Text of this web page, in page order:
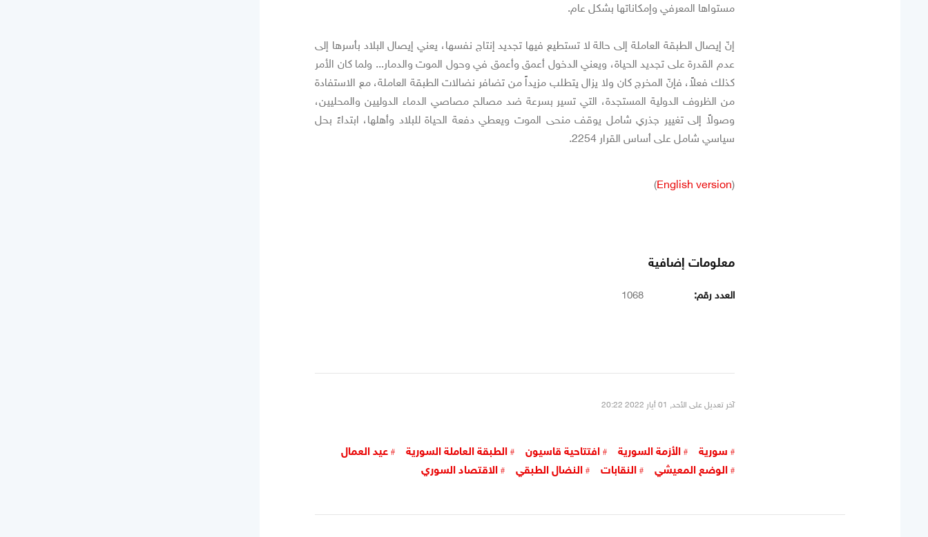
مستواها المعرفي وإمكاناتها بشكل عام.
إنّ إيصال الطبقة العاملة إلى حالة لا تستطيع فيها تجديد إنتاج نفسها، يعني إيصال البلاد بأسرها إلى
عدم القدرة على تجديد الحياة، ويعني الدخول أعمق وأعمق في وحول الموت والدمار... ولما كان الأمر
كذلك فعلاً، فإنّ المخرج كان ولا يزال يتطلب مزيداً من تضافر نضالات الطبقة العاملة، مع الاستفادة
من الظروف الدولية المستجدة، التي تسير بسرعة ضد مصالح مصاصي الدماء الدوليين والمحليين،
وصولاً إلى تغيير جذري شامل يوقف منحى الموت ويعطي دفعة الحياة للبلاد وأهلها، ابتداءً بحل
سياسي شامل على أساس القرار 2254.
(
English version
)
معلومات إضافية
العدد رقم: 1068
آخر تعديل على الأحد, 01 أيار 2022 20:22
سورية الأزمة السورية افتتاحية قاسيون الطبقة العاملة السورية
عيد العمال
الوضع المعيشي
النقابات النضال الطبقي الاقتصاد السوري